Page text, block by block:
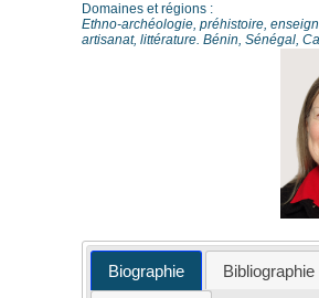
Domaines et régions :
Ethno-archéologie, préhistoire,
artisanat, littérature. Bénin, Sénégal,
Biographie Bibliographie